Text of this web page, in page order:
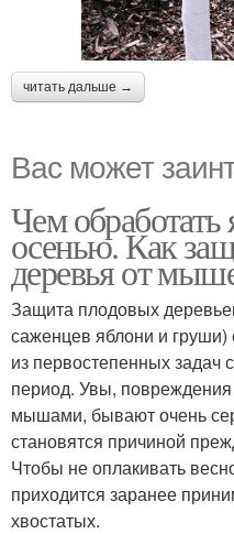
читать дальше →
Вас может
Чем
осенью. Как
деревья от
Защита плодовых
саженцев яблони и
из первостепенных задач
период. Увы,
мышами, бывают очень
становятся причиной
Чтобы не оплакивать
приходится заранее
хвостатых.